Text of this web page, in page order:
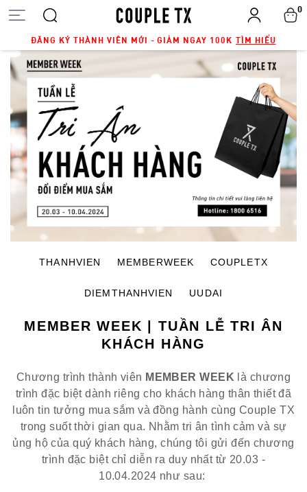
ĐĂNG KÝ THÀNH VIÊN MỚI - GIẢM NGAY 100K TÌM HIỂU
0
THANHVIEN MEMBERWEEK COUPLETX
DIEMTHANHVIEN UUDAI
MEMBER WEEK | TUẦN LỄ TRI ÂN
KHÁCH HÀNG
Chương trình thành viên MEMBER WEEK là chương
trình đặc biệt dành riêng cho khách hàng thân thiết đã
luôn tin tưởng mua sắm và đồng hành cùng Couple TX
trong suốt thời gian qua. Nhằm tri ân tình cảm và sự
ủng hộ của quý khách hàng, chúng tôi gửi đến chương
trình đặc biệt chỉ diễn ra duy nhất từ 20.03 -
10.04.2024 như sau: